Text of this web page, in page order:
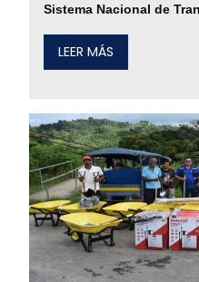
Sistema Nacional de
LEER MÁS